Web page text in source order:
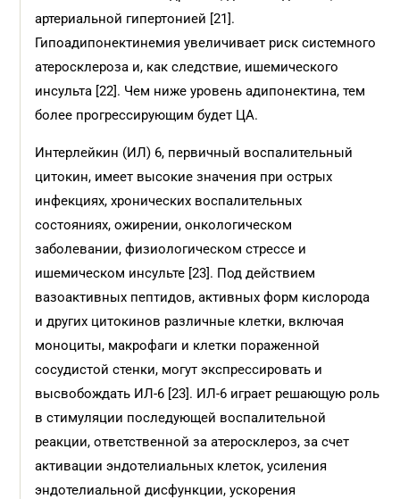
артериальной гипертонией [21].
Гипоадипонектинемия увеличивает риск системного
атеросклероза и, как следствие, ишемического
инсульта [22]. Чем ниже уровень адипонектина, тем
более прогрессирующим будет ЦА.
Интерлейкин (ИЛ) 6, первичный воспалительный
цитокин, имеет высокие значения при острых
инфекциях, хронических воспалительных
состояниях, ожирении, онкологическом
заболевании, физиологическом стрессе и
ишемическом инсульте [23]. Под действием
вазоактивных пептидов, активных форм кислорода
и других цитокинов различные клетки, включая
моноциты, макрофаги и клетки пораженной
сосудистой стенки, могут экспрессировать и
высвобождать ИЛ-6 [23]. ИЛ-6 играет решающую роль
в стимуляции последующей воспалительной
реакции, ответственной за атеросклероз, за счет
активации эндотелиальных клеток, усиления
эндотелиальной дисфункции, ускорения